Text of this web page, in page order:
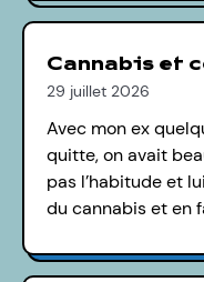
Cannabis et
29 juillet 2026
Avec mon ex
quitte, on avait
pas l’habitude et
du cannabis et en